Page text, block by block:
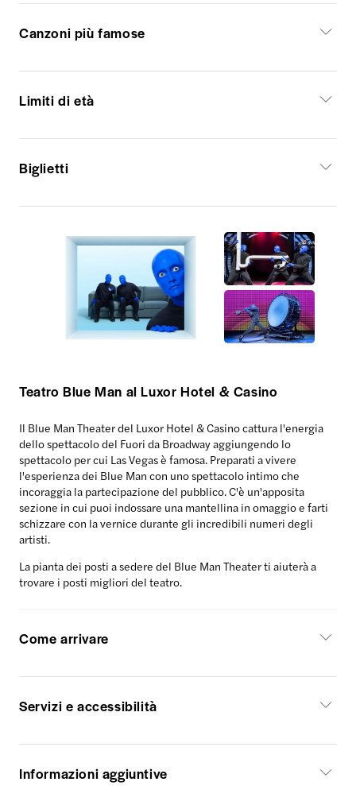
Canzoni più famose
Limiti di età
Biglietti
Teatro Blue Man al Luxor Hotel & Casino
Il Blue Man Theater del Luxor Hotel & Casinocattura l'energia
dello spettacolo del Fuori da Broadway aggiungendo lo
spettacolo per cui Las Vegas è famosa. Preparati a vivere
l'esperienza dei Blue Man con uno spettacolo intimo che
incoraggia la partecipazione del pubblico. C'è un'apposita
sezione in cui puoi indossare una mantellina in omaggio e farti
schizzare con la vernice durante gli incredibili numeri degli
artisti.
La pianta dei posti a sedere del Blue Man Theaterti aiuterà a
trovare i posti migliori del teatro.
Come arrivare
Servizi e accessibilità
Informazioni aggiuntive